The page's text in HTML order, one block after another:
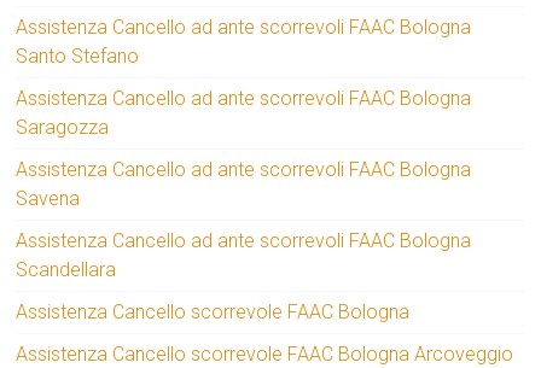
Assistenza Cancello ad ante scorrevoli FAAC Bologna
Santo Stefano
Assistenza Cancello ad ante scorrevoli FAAC Bologna
Saragozza
Assistenza Cancello ad ante scorrevoli FAAC Bologna
Savena
Assistenza Cancello ad ante scorrevoli FAAC Bologna
Scandellara
Assistenza Cancello scorrevole FAAC Bologna
Assistenza Cancello scorrevole FAAC Bologna Arcoveggio